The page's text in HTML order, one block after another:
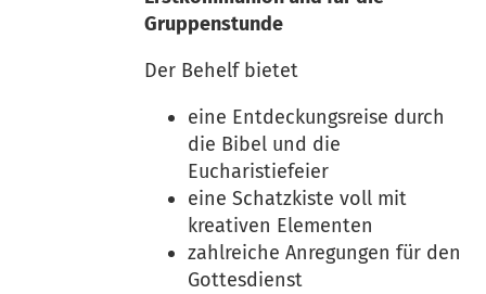
Gruppenstunde
Der Behelf bietet
eine Entdeckungsreise durch
die Bibel und die
Eucharistiefeier
eine Schatzkiste voll mit
kreativen Elementen
zahlreiche Anregungen für den
Gottesdienst